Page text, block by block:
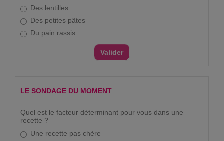
Des lentilles
Des petites pâtes
Du pain rassis
LE SONDAGE DU MOMENT
Quel est le facteur déterminant pour vous dans une
recette ?
Une recette pas chère